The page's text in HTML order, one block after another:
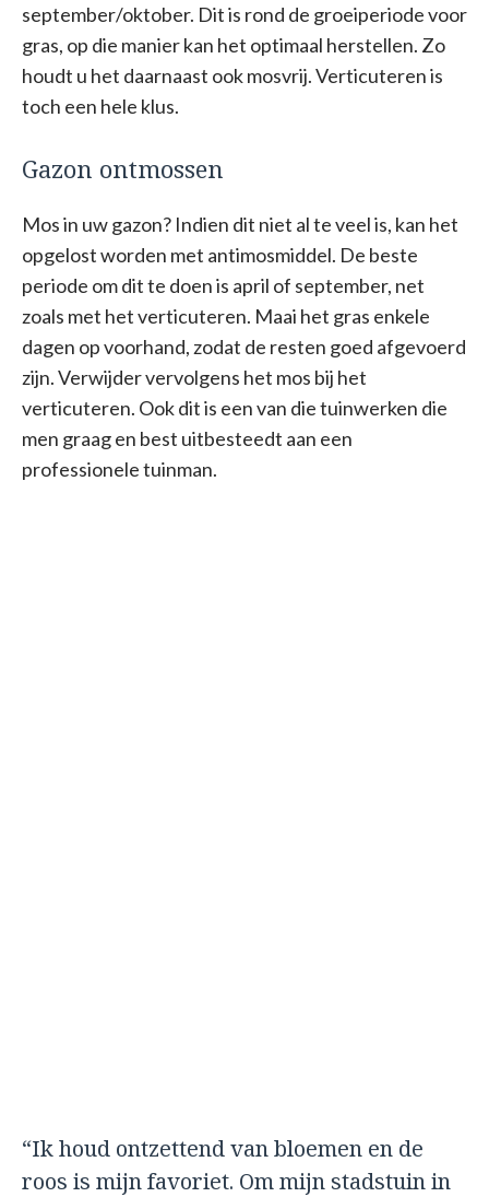
september/oktober. Dit is rond de groeiperiode voor
gras, op die manier kan het optimaal herstellen. Zo
houdt u het daarnaast ook mosvrij. Verticuteren is
toch een hele klus.
Gazon ontmossen
Mos in uw gazon? Indien dit niet al te veel is, kan het
opgelost worden met antimosmiddel. De beste
periode om dit te doen is april of september, net
zoals met het verticuteren. Maai het gras enkele
dagen op voorhand, zodat de resten goed afgevoerd
zijn. Verwijder vervolgens het mos bij het
verticuteren. Ook dit is een van die tuinwerken die
men graag en best uitbesteedt aan een
professionele tuinman.
“Ik houd ontzettend van bloemen en de
roos is mijn favoriet. Om mijn stadstuin in